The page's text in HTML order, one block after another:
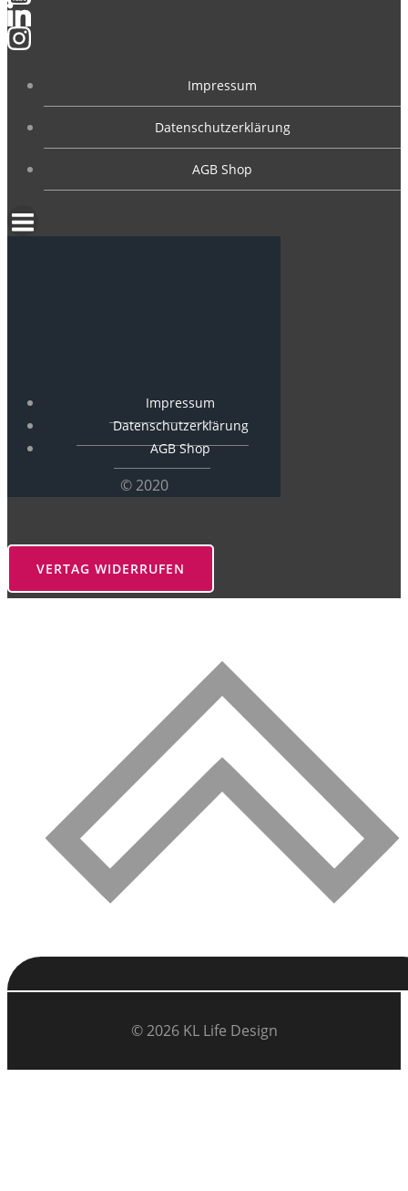
Impressum
Datenschutzerklärung
AGB Shop
Impressum
Datenschutzerklärung
AGB Shop
© 2020
VERTAG WIDERRUFEN
© 2026 KL Life Design